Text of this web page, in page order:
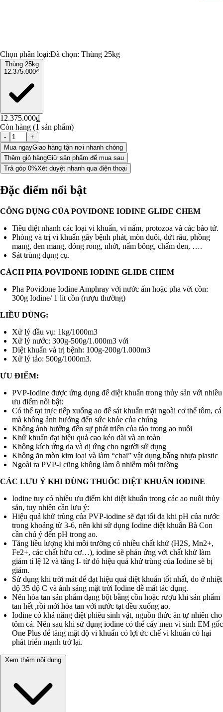
Chọn phân loại:Đã chọn: Thùng 25kg
Thùng 25kg
12.375.000₫
12.375.000₫
Còn hàng (1 sản phẩm)
-
+
Mua ngayGiao hàng tận nơi nhanh chóng
Thêm giỏ hàngGiữ sản phẩm để mua sau
Trả góp 0%Xét duyệt nhanh qua điện thoại
Đặc điểm nổi bật
CÔNG DỤNG CỦA POVIDONE IODINE GLIDE CHEM
Tiêu diệt nhanh các loại vi khuẩn, vi nấm, protozoa và các bào tử.
Phòng và trị vi khuẩn gây bệnh phát, mòn đuôi, đứt râu, phồng
mang, đen mang, đóng rong, nhớt, nấm bông, chấm đen, ….
Sát trùng dụng cụ.
CÁCH PHA POVIDONE IODINE GLIDE CHEM
Pha Povidone Iodine Amphray với nước ấm hoặc pha với cồn:
300g Iodine/ 1 lít cồn (rượu thường)
LIỀU DÙNG:
Xử lý đầu vụ: 1kg/1000m3
Xử lý nước: 300g-500g/1.000m3 với
Diệt khuẩn và trị bệnh: 100g-200g/1.000m3
Xử lý tảo: 500g/1000m3.
ƯU ĐIỂM:
PVP-Iodine được ứng dụng để diệt khuẩn trong thủy sản với nhiều
ưu điểm nổi bật:
Có thể tạt trực tiếp xuống ao để sát khuẩn mặt ngoài cơ thể tôm, cá
mà không ảnh hưởng đến sức khỏe của chúng
Không ảnh hưởng đến sự phát triển của tảo trong ao nuôi
Khử khuẩn đạt hiệu quả cao kéo dài và an toàn
Không kích ứng da và dị ứng cho người sử dụng
Không ăn mòn kim loại và làm “chai” vật dụng bằng nhựa plastic
Ngoài ra PVP-I cũng không làm ô nhiễm môi trường
CÁC LƯU Ý KHI DÙNG THUỐC DIỆT KHUẨN IODINE
Iodine tuy có nhiều ưu điểm khi diệt khuẩn trong các ao nuôi thủy
sản, tuy nhiên cần lưu ý:
Hiệu quả khử trùng của PVP-iodine sẽ đạt tối đa khi pH của nước
trong khoảng từ 3-6, nên khi sử dụng Iodine diệt khuẩn Bà Con
cần chú ý đến pH trong ao.
Tăng liều lượng khi môi trường có nhiều chất khử (H2S, Mn2+,
Fe2+, các chất hữu cơ…), iodine sẽ phản ứng với chất khử làm
giảm tỉ lệ I2 và tăng I- từ đó hiệu quả khử trùng của Iodine sẽ bị
giảm.
Sử dụng khi trời mát để đạt hiệu quả diệt khuẩn tốt nhất, do ở nhiệt
độ 35 độ C và ánh sáng mặt trời Iodine dễ mất tác dụng.
Nên hòa tan sản phẩm dạng bột bằng cồn hoặc rượu khi sản phẩm
tan hết ,rồi mới hòa tan với nước tạt đều xuống ao.
Iodine có khả năng diệt phiêu sinh vật, nguồn thức ăn tự nhiên cho
tôm cá. Nên sau khi sử dụng iodine có thể cấy men vi sinh EM gốc
One Plus để tăng mật độ vi khuẩn có lợi ức chế vi khuẩn có hại
phát triển mạnh trở lại.
Xem thêm nội dung